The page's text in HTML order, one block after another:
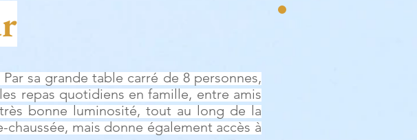
sa grande table carré de 8 personnes,
repas quotidiens en famille, entre amis
bonne luminosité, tout au long de la
mais donne également accès à